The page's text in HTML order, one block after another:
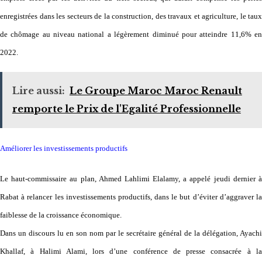
enregistrées dans les secteurs de la construction, des travaux et agriculture, le taux
de chômage au niveau national a légèrement diminué pour atteindre 11,6% en
2022.
Lire aussi: Le Groupe Maroc Maroc Renault
remporte le Prix de l'Egalité Professionnelle
Améliorer les investissements productifs
Le haut-commissaire au plan, Ahmed Lahlimi Elalamy, a appelé jeudi dernier à
Rabat à relancer les investissements productifs, dans le but d’éviter d’aggraver la
faiblesse de la croissance économique.
Dans un discours lu en son nom par le secrétaire général de la délégation, Ayachi
Khallaf, à Halimi Alami, lors d’une conférence de presse consacrée à la